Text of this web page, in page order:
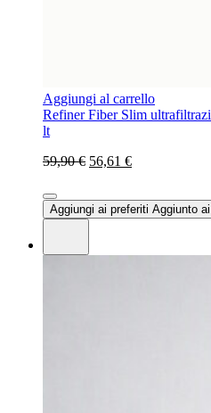
Aggiungi al carrello
Refiner Fiber Slim
lt
59,90 € 56,61 €
Aggiungi ai preferiti Aggiunto